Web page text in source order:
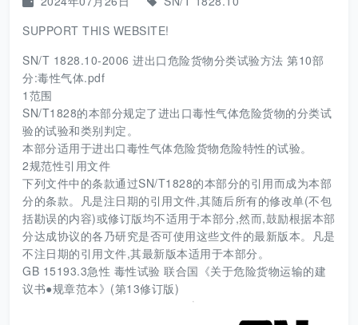
SUPPORT THIS WEBSITE!
SN/T 1828.10-2006 进出口危险货物分类试验方法 第10部
分:毒性气体.pdf
1范围
SN/T1828的本部分规定了进出口毒性气体危险货物的分类试
验的试验和类别判定。
本部分适用于进出口毒性气体危险货物危险特性的试验。
2规范性引用文件
下列文件中的条款通过SN/T1828的本部分的引用而成为本部
分的条款。凡是注日期的引用文件,其随后所有的修改单(不包
括勘误的内容)或修订版均不适用于本部分,然而,鼓励根据本部
分达成协议的各乃研究是否可使用这些文件的最新版本。凡是
不注日期的引用文件,其最新版本适用于本部分。
GB 15193.3急性 毒性试验 联合国《关于危险货物运输的建
议书●规章范本》(第13修订版)